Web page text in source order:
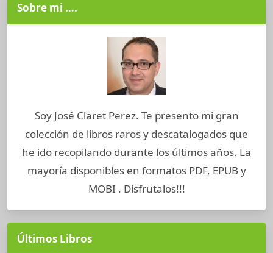
Sobre mi ….
Soy José Claret Perez. Te presento mi gran
colección de libros raros y descatalogados que
he ido recopilando durante los últimos años. La
mayoría disponibles en formatos PDF, EPUB y
MOBI . Disfrutalos!!!
Últimos Libros